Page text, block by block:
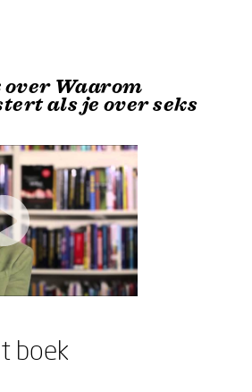
Waarom
als je over seks
boek